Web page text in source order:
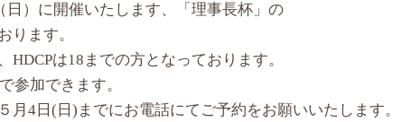
日）に開催いたします、「理事長杯」の
ります。
HDCPは18までの方となっております。
参加できます。
月4日(日)までにお電話にてご予約をお願いいたします。